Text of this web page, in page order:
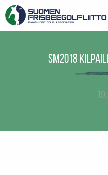
SM2018